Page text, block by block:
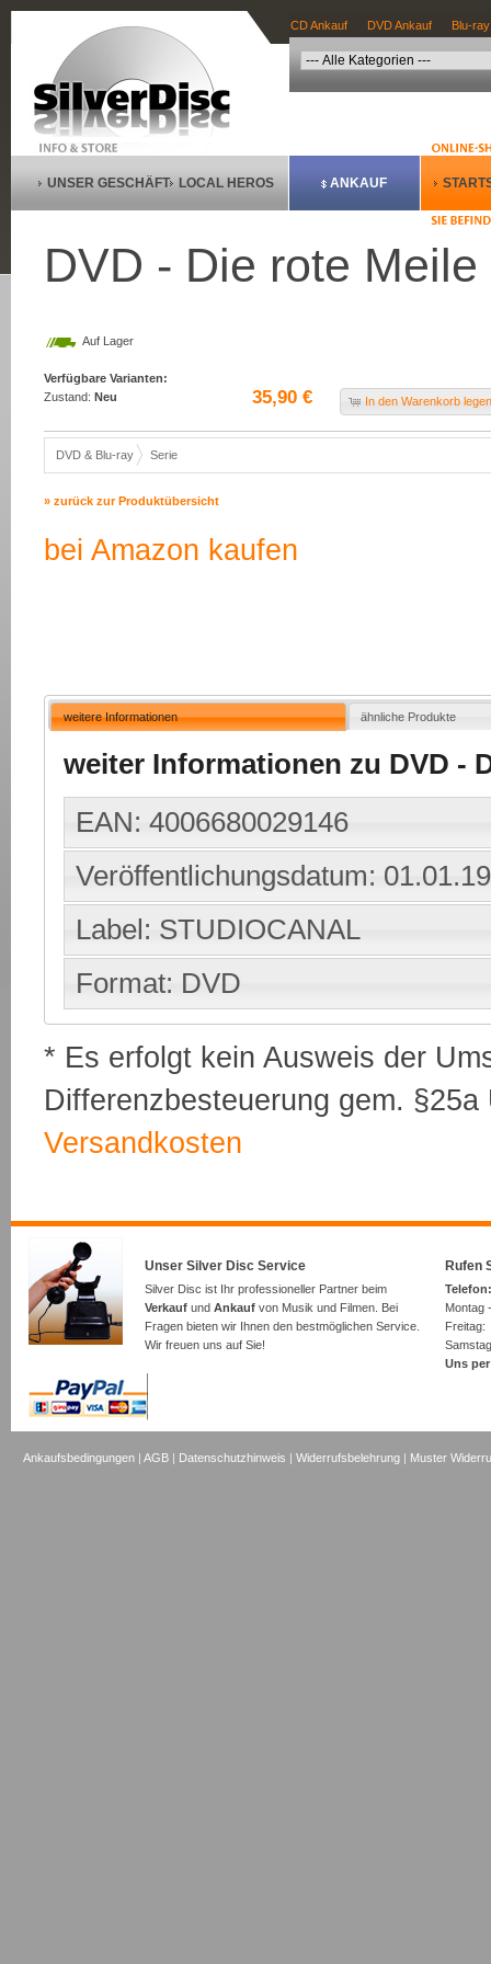
CD Ankauf DVD Ankauf Blu-
UNSER GESCHÄFT LOCAL HEROS ANKAUF
DVD - Die rote
Auf Lager
Verfügbare Varianten:
Zustand: Neu 35,90 € In den Warenkorb
DVD & Blu-ray Serie
» zurück zur Produktübersicht
bei Amazon kaufen
weitere Informationen ähnliche Produkte
weiter Informationen zu DVD -
EAN: 4006680029146
Veröffentlichungsdatum:
Label: STUDIOCANAL
Format: DVD
* Es erfolgt kein Ausweis der
Differenzbesteuerung gem.
Versandkosten
Unser Silver Disc Service
Silver Disc ist Ihr professioneller Partner beim
Verkauf und Ankauf von Musik und Filmen. Bei
Fragen bieten wir Ihnen den bestmöglichen Service.
Wir freuen uns auf Sie!
Rufen
Montag
Uns
Ankaufsbedingungen |AGB | Datenschutzhinweis |Widerrufsbelehrung | Muster